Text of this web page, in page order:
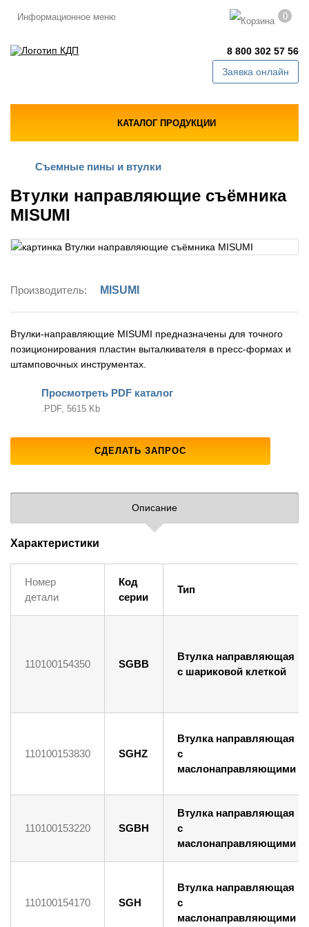
Информационное меню 0
8 800 302 57 56
Заявка онлайн
КАТАЛОГ ПРОДУКЦИИ
Съемные пины и втулки
Втулки направляющие съёмника
MISUMI
Производитель: MISUMI
Втулки‑направляющие MISUMI предназначены для точного
позиционирования пластин выталкивателя в пресс‑формах и
штамповочных инструментах.
Просмотреть PDF каталог
.PDF, 5615 Kb
СДЕЛАТЬ ЗАПРОС
Описание
Характеристики
Номер
детали
Код
серии
Тип
110100154350 SGBB
Втулка направляющая
с шариковой клеткой
110100153830 SGHZ
Втулка направляющая
с
маслонаправляющими
110100153220 SGBH
Втулка направляющая
с
маслонаправляющими
110100154170 SGH
Втулка направляющая
с
маслонаправляющими